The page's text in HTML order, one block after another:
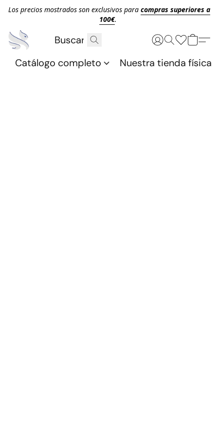
Los precios mostrados son exclusivos para compras superiores a
100€.
Catálogo completo Nuestra tienda física